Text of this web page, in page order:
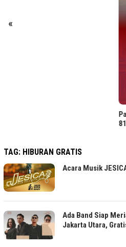
«
TAG: HIBURAN GRATIS
Acara Musik
Ada Band Siap
Jakarta Utara,